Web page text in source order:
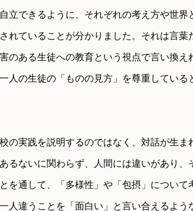
立できるように、それぞれの考え方や世
れていることが分かりました。それは言葉
のある生徒への教育という視点で言い換え
人の生徒の「ものの見方」を尊重している
の実践を説明するのではなく、対話が生ま
るないに関わらず、人間には違いがあり、
を通して、「多様性」や「包摂」について
人違うことを「面白い」と言い合えるよう